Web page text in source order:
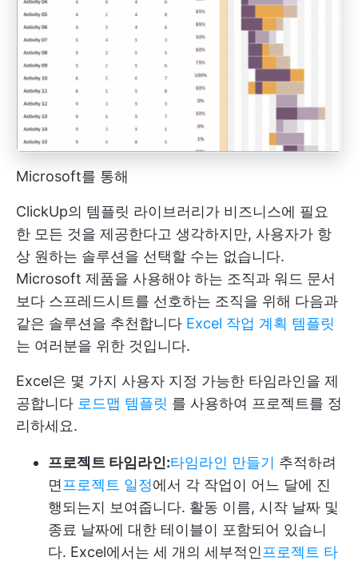
Microsoft를 통해
ClickUp의 템플릿 라이브러리가 비즈니스에 필요
한 모든 것을 제공한다고 생각하지만, 사용자가 항
상 원하는 솔루션을 선택할 수는 없습니다.
Microsoft 제품을 사용해야 하는 조직과 워드 문서
보다 스프레드시트를 선호하는 조직을 위해 다음과
같은 솔루션을 추천합니다 Excel 작업 계획 템플릿
는 여러분을 위한 것입니다.
Excel은 몇 가지 사용자 지정 가능한 타임라인을 제
공합니다 로드맵 템플릿 를 사용하여 프로젝트를 정
리하세요.
프로젝트 타임라인:타임라인 만들기 추적하려
면프로젝트 일정에서 각 작업이 어느 달에 진
행되는지 보여줍니다. 활동 이름, 시작 날짜 및
종료 날짜에 대한 테이블이 포함되어 있습니
다. Excel에서는 세 개의 세부적인프로젝트 타